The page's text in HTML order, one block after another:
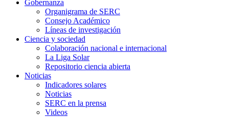
Gobernanza
Organigrama de SERC
Consejo Académico
Líneas de investigación
Ciencia y sociedad
Colaboración nacional e internacional
La Liga Solar
Repositorio ciencia abierta
Noticias
Indicadores solares
Noticias
SERC en la prensa
Videos